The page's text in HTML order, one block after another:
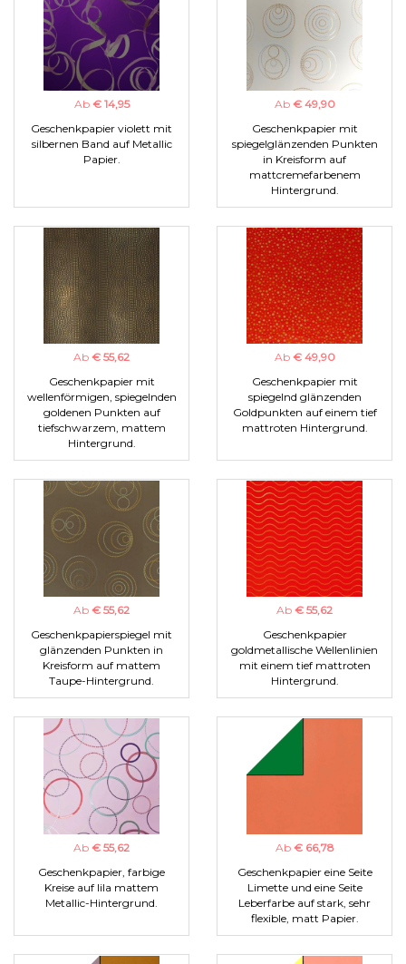
Ab € 14,95
Geschenkpapier violett mit
silbernen Band auf Metallic
Papier.
Ab € 49,90
Geschenkpapier mit
spiegelglänzenden Punkten
in Kreisform auf
mattcremefarbenem
Hintergrund.
Ab € 55,62
Geschenkpapier mit
wellenförmigen, spiegelnden
goldenen Punkten auf
tiefschwarzem, mattem
Hintergrund.
Ab € 49,90
Geschenkpapier mit
spiegelnd glänzenden
Goldpunkten auf einem tief
mattroten Hintergrund.
Ab € 55,62
Geschenkpapierspiegel mit
glänzenden Punkten in
Kreisform auf mattem
Taupe-Hintergrund.
Ab € 55,62
Geschenkpapier
goldmetallische Wellenlinien
mit einem tief mattroten
Hintergrund.
Ab € 55,62
Geschenkpapier, farbige
Kreise auf lila mattem
Metallic-Hintergrund.
Ab € 66,78
Geschenkpapier eine Seite
Limette und eine Seite
Leberfarbe auf stark, sehr
flexible, matt Papier.